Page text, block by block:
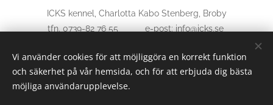
ICKS kennel, Charlotta Kabo Stenberg, Broby
tfn. 0739-82 76 55 e-post: info@icks.se
Skapad medWebnode Cookies
Vi använder cookies för att möjliggöra en korrekt funktion
och säkerhet på vår hemsida, och för att erbjuda dig bästa
möjliga användarupplevelse.